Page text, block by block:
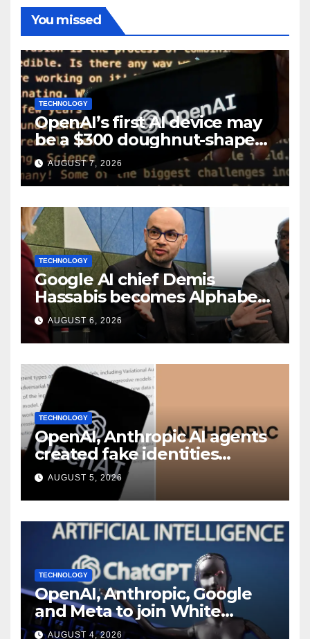
You missed
TECHNOLOGY
OpenAI’s first AI device may
be a $300 doughnut-shaped
smart speaker: Report
AUGUST 7, 2026
TECHNOLOGY
Google AI chief Demis
Hassabis becomes Alphabet
chief scientist in leadership
shakeup
AUGUST 6, 2026
TECHNOLOGY
OpenAI, Anthropic AI agents
created fake identities
during UK cyber tests:
Report
AUGUST 5, 2026
TECHNOLOGY
OpenAI, Anthropic, Google
and Meta to join White
House AI security meeting
AUGUST 4, 2026